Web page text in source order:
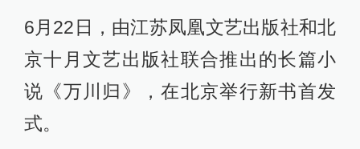
6月22日，由江苏凤凰文艺出版社和北
京十月文艺出版社联合推出的长篇小
说《万川归》，在北京举行新书首发
式。